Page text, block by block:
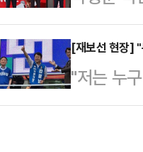
서하고
기 좋은
한 오세
자"고 강
통과 등
미래를 여
오후 2시
예선대위
의원과 구
[재보선 현장]
"저는 누
은 거 없